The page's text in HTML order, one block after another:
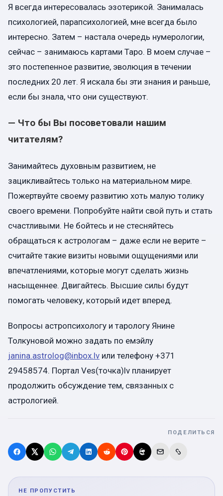
Я всегда интересовалась эзотерикой. Занималась
психологией, парапсихологией, мне всегда было
интересно. Затем – настала очередь нумерологии,
сейчас – занимаюсь картами Таро. В моем случае –
это постепенное развитие, эволюция в течении
последних 20 лет. Я искала бы эти знания и раньше,
если бы знала, что они существуют.
— Что бы Вы посоветовали нашим
читателям?
Занимайтесь духовным развитием, не
зацикливайтесь только на материальном мире.
Пожертвуйте своему развитию хоть малую толику
своего времени. Попробуйте найти свой путь и стать
счастливыми. Не бойтесь и не стесняйтесь
обращаться к астрологам – даже если не верите –
считайте такие визиты новыми ощущениями или
впечатлениями, которые могут сделать жизнь
насыщеннее. Двигайтесь. Высшие силы будут
помогать человеку, который идет вперед.
Вопросы астропсихологу и тарологу Янине
Толкуновой можно задать по емэйлу
janina.astrolog@inbox.lv или телефону +371
29458574. Портал Ves(точка)lv планирует
продолжить обсуждение тем, связанных с
астрологией.
ПОДЕЛИТЬСЯ
НЕ ПРОПУСТИТЬ